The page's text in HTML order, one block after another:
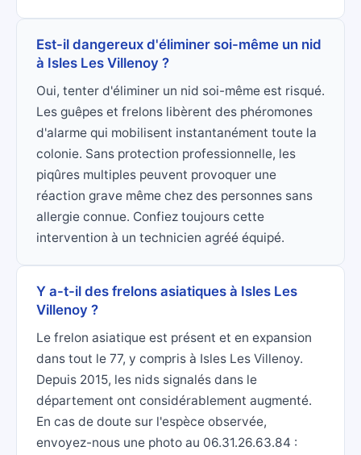
Est-il dangereux d'éliminer soi-même un nid
à Isles Les Villenoy ?
Oui, tenter d'éliminer un nid soi-même est risqué.
Les guêpes et frelons libèrent des phéromones
d'alarme qui mobilisent instantanément toute la
colonie. Sans protection professionnelle, les
piqûres multiples peuvent provoquer une
réaction grave même chez des personnes sans
allergie connue. Confiez toujours cette
intervention à un technicien agréé équipé.
Y a-t-il des frelons asiatiques à Isles Les
Villenoy ?
Le frelon asiatique est présent et en expansion
dans tout le 77, y compris à Isles Les Villenoy.
Depuis 2015, les nids signalés dans le
département ont considérablement augmenté.
En cas de doute sur l'espèce observée,
envoyez-nous une photo au 06.31.26.63.84 :